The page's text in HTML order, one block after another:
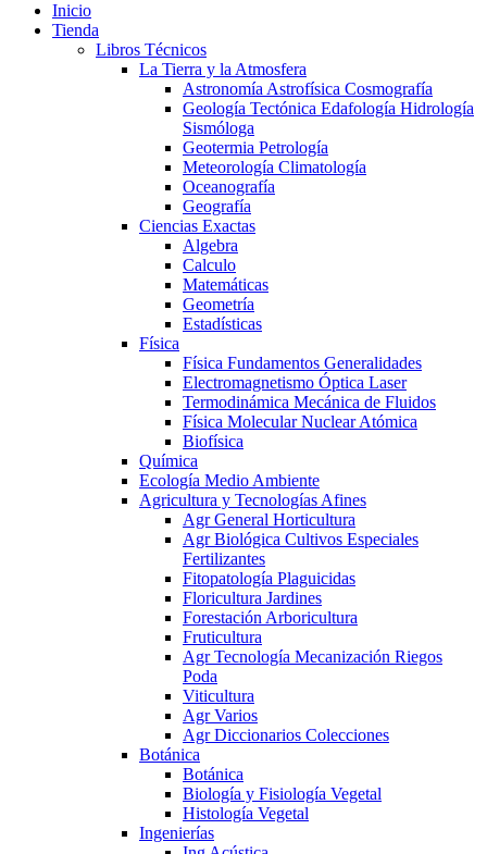
Inicio
Tienda
Libros Técnicos
La Tierra y la Atmosfera
Astronomía Astrofísica Cosmografía
Geología Tectónica Edafología Hidrología
Sismóloga
Geotermia Petrología
Meteorología Climatología
Oceanografía
Geografía
Ciencias Exactas
Algebra
Calculo
Matemáticas
Geometría
Estadísticas
Física
Física Fundamentos Generalidades
Electromagnetismo Óptica Laser
Termodinámica Mecánica de Fluidos
Física Molecular Nuclear Atómica
Biofísica
Química
Ecología Medio Ambiente
Agricultura y Tecnologías Afines
Agr General Horticultura
Agr Biológica Cultivos Especiales
Fertilizantes
Fitopatología Plaguicidas
Floricultura Jardines
Forestación Arboricultura
Fruticultura
Agr Tecnología Mecanización Riegos
Poda
Viticultura
Agr Varios
Agr Diccionarios Colecciones
Botánica
Botánica
Biología y Fisiología Vegetal
Histología Vegetal
Ingenierías